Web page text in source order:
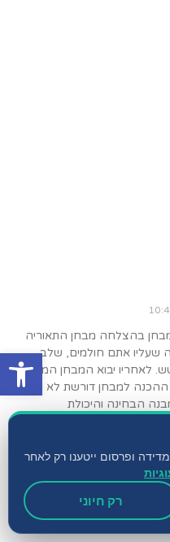
בהצלחה מבחן התאוריה
שעליו אתם חולמים, שלב
לאחריו יבוא המבחן המעשי,
ההכנה למבחן דורשת לא רק
הבחינה והיכולת
פתח
מדידה ופרסום ייטענו רק לאחר
רק חיוני